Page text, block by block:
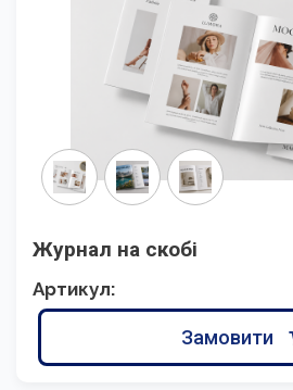
Журнал на скобі
Артикул:
Замовити